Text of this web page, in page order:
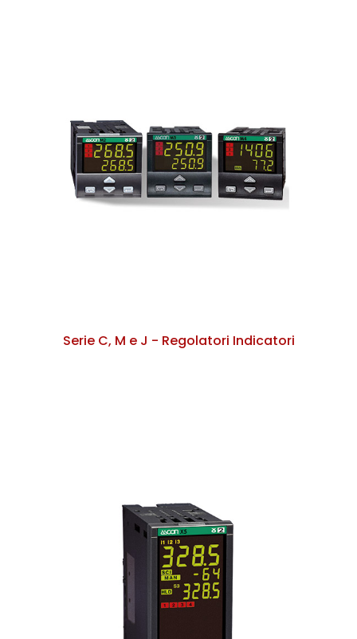
Serie C, M e J - Regolatori Indicatori